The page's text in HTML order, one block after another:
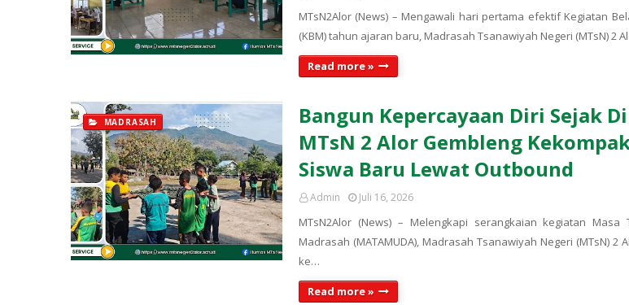
MTsN2Alor (News) – Mengawali hari pertama efektif Kegiatan
(KBM) tahun ajaran baru, Madrasah Tsanawiyah Negeri (MTsN) 2
Read more »
MADRASAH
Bangun Kepercayaan Diri Sejak
MTsN 2 Alor Gembleng
Siswa Baru Lewat Outbound
Admin Juli 16, 2026
MTsN2Alor (News) – Melengkapi serangkaian kegiatan Masa
Madrasah (MATAMUDA), Madrasah Tsanawiyah Negeri (MTsN) 2
ke…
Read more »